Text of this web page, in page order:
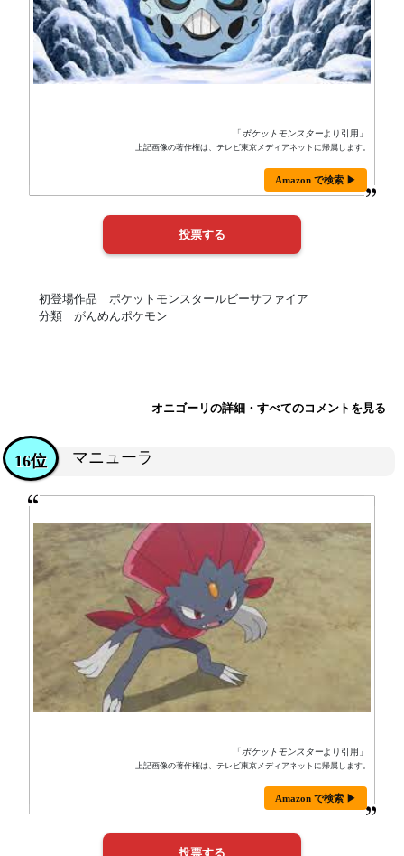
「ポケットモンスターより引用」
上記画像の著作権は、テレビ東京メディアネットに帰属します。
Amazon で検索 ▶
初登場作品 ポケットモンスタールビーサファイア
分類 がんめんポケモン
オニゴーリの詳細・すべてのコメントを見る
マニューラ
16位
「ポケットモンスターより引用」
上記画像の著作権は、テレビ東京メディアネットに帰属します。
Amazon で検索 ▶